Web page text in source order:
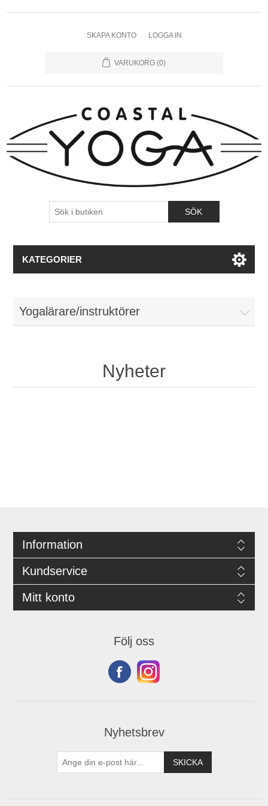
SKAPA KONTO LOGGA IN
VARUKORG (0)
KATEGORIER
Yogalärare/instruktörer
Nyheter
Information
Kundservice
Mitt konto
Följ oss
Nyhetsbrev